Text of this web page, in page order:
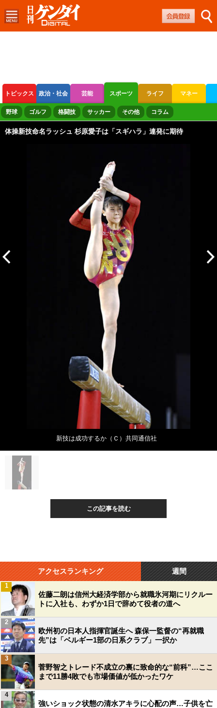
トピックス 政治・社会 芸能 スポーツ ライフ マネー
ボートレース 競輪 オートレース
野球 ゴルフ 格闘技 サッカー その他 コラム
体操新技命名ラッシュ 杉原愛子は「スギハラ」連発に期待
新技は成功するか（Ｃ）共同通信社
この記事を読む
アクセスランキング 週間
佐藤二朗は信州大経済学部から就職氷河期にリクルー
トに入社も、わずか1日で辞めて役者の道へ
1
欧州初の日本人指揮官誕生へ 森保一監督の“再就職
先”は「ベルギー1部の日系クラブ」一択か
2
菅野智之トレード不成立の裏に致命的な“前科”…ここ
まで11勝4敗でも市場価値が低かったワケ
3
強いショック状態の清水アキラに心配の声…子供を亡
4